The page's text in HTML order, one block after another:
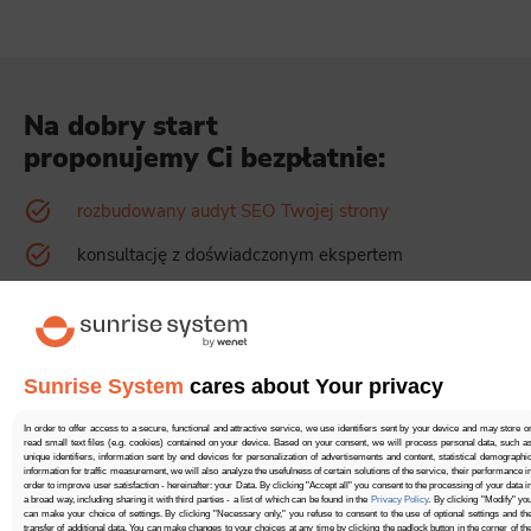
Sunrise System cares about Your privacy
In order to offer access to a secure, functional and attractive service, we use identifiers sent by your device and may store or
read small text files (e.g. cookies) contained on your device. Based on your consent, we will process personal data, such as
unique identifiers, information sent by end devices for personalization of advertisements and content, statistical demographic
information for traffic measurement, we will also analyze the usefulness of certain solutions of the service, their performance in
order to improve user satisfaction - hereinafter: your Data. By clicking "Accept all" you consent to the processing of your data in
a broad way, including sharing it with third parties - a list of which can be found in the Privacy Policy. By clicking "Modify"
can make your choice of settings. By clicking "Necessary only," you refuse to consent to the use of optional settings and the
transfer of additional data. You can make changes to your choices at any time by clicking the padlock button in the corner of the
Na dobry start
proponujemy Ci bezpłatnie:
rozbudowany audyt SEO Twojej strony
konsultację z doświadczonym ekspertem
Wyprzedź
konkurencję